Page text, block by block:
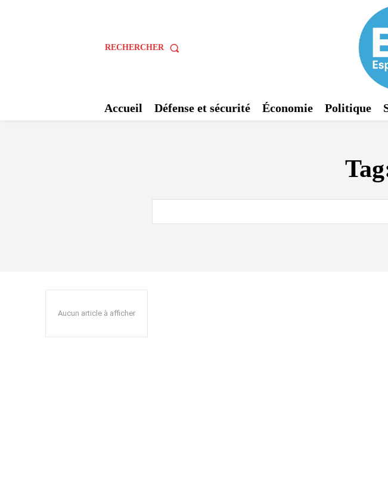
RECHERCHER
Accueil Défense et sécurité Économie Politique
Aucun article à afficher